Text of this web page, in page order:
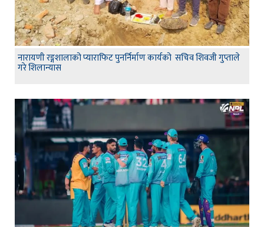
नारायणी रङ्गशालाको प्याराफिट पुनर्निर्माण कार्यको सचिव शिवजी गुप्ताले
गरे शिलान्यास